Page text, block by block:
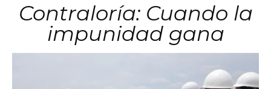
Contraloría: Cuando la
impunidad gana